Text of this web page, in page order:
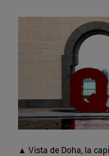
▲ Vista de Doha, la